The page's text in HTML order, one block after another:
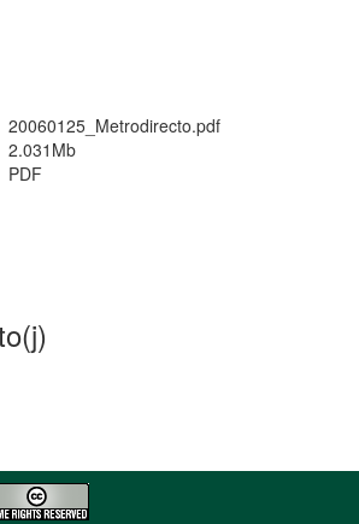
20060125_Metrodirecto.pdf
2.031Mb
PDF